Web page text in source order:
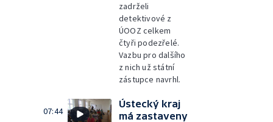
zadrželi
detektivové z
ÚOOZ celkem
čtyři podezřelé.
Vazbu pro dalšího
z nich už státní
zástupce navrhl.
07:44
Ústecký kraj
má zastaveny